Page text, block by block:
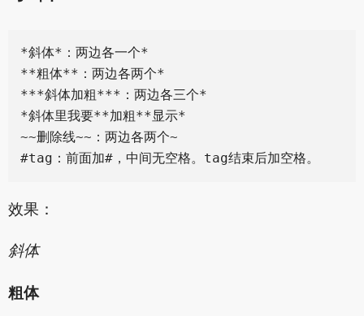
*斜体*：两边各一个*
**粗体**：两边各两个*
***斜体加粗***：两边各三个*
*斜体里我要**加粗**显示*
~~删除线~~：两边各两个~
效果：
斜体
粗体